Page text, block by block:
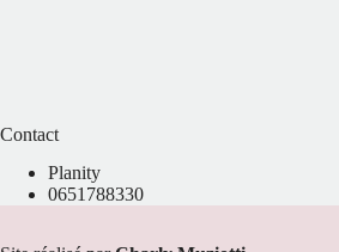
Contact
Planity
0651788330